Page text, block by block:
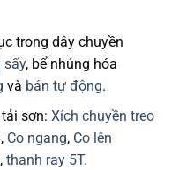
trong dây chuyền
sấy, bể nhúng hóa
và bán tự động.
sơn: Xích chuyền treo
, Co ngang, Co lên
, thanh ray 5T.